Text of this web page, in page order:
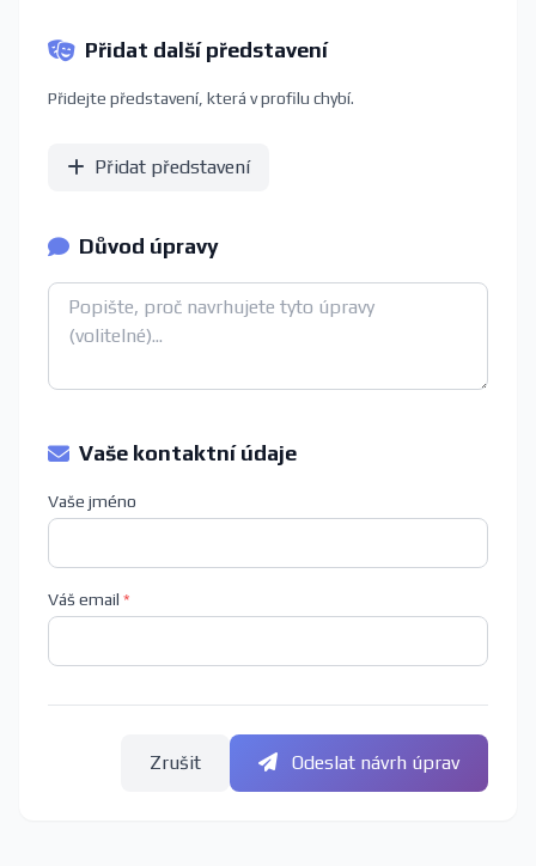
Přidat další představení
Přidejte představení, která v profilu chybí.
Přidat představení
Důvod úpravy
Vaše kontaktní údaje
Vaše jméno
Váš email *
Zrušit Odeslat návrh úprav